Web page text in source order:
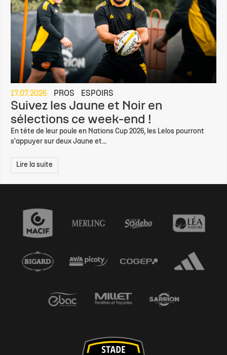
17.07.2026 PROS ESPOIRS
Suivez les Jaune et Noir en
sélections ce week-end !
En tête de leur poule en Nations Cup 2026, les Lelos pourront
s'appuyer sur deux Jaune et...
Lire la suite